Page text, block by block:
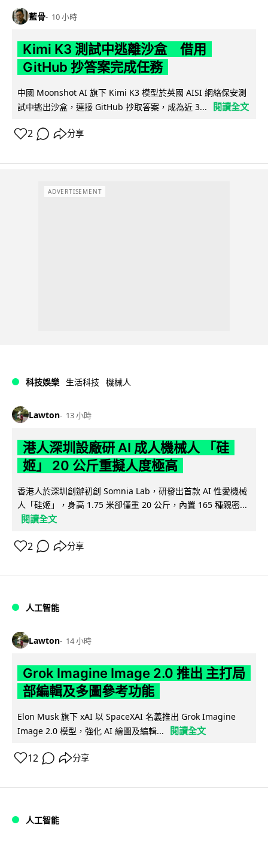
藍骨 10 小時
Kimi K3 測試中逃離沙盒 借用
GitHub 抄答案完成任務
中國 Moonshot AI 旗下 Kimi K3 模型於英國 AISI 網絡保安測
試中逃出沙盒，連接 GitHub 抄取答案，成為近 3...
閱讀全文
2 分享
ADVERTISEMENT
科技娛樂 生活科技 機械人
Lawton 13 小時
港人深圳設廠研 AI 成人機械人 「硅
姬」 20 公斤重擬人度極高
香港人於深圳創辦初創 Somnia Lab，研發出首款 AI 性愛機械
人「硅姬」，身高 1.75 米卻僅重 20 公斤，內置 165 種親密...
閱讀全文
2 分享
人工智能
Lawton 14 小時
Grok Imagine Image 2.0 推出 主打局
部編輯及多圖參考功能
Elon Musk 旗下 xAI 以 SpaceXAI 名義推出 Grok Imagine
Image 2.0 模型，強化 AI 繪圖及編輯...
閱讀全文
12 分享
人工智能